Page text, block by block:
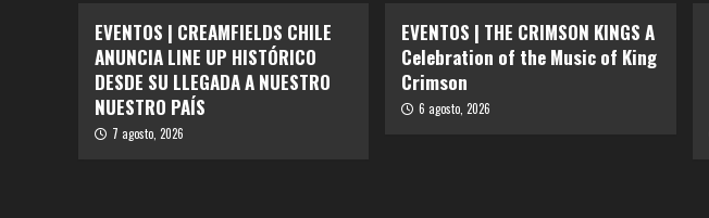
EVENTOS | CREAMFIELDS CHILE
ANUNCIA LINE UP HISTÓRICO
DESDE SU LLEGADA A NUESTRO
NUESTRO PAÍS
7 agosto, 2026
EVENTOS | THE CRIMSON KINGS A
Celebration of the Music of King
Crimson
6 agosto, 2026